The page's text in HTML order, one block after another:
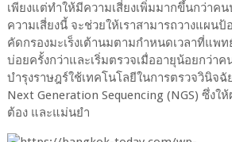
เพียงแต่ทำให้มีความเสี่ยงเพิ่มมากขึ้นกว่าค
ความเสี่ยงนี้ จะช่วยให้เราสามารถวางแผน
คัดกรองมะเร็งเต้านมตามกำหนดเวลาที่แพ
บ่อยครั้งกว่าและเริ่มตรวจเมื่ออายุน้อยกว่า
บำรุงราษฎร์ใช้เทคโนโลยีในการตรวจวินิจฉั
Next Generation Sequencing (NGS) ซึ่งใ
ต้อง และแม่นยำ